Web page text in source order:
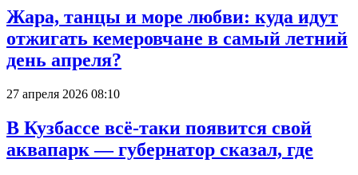
Жара, танцы и море любви: куда идут
отжигать кемеровчане в самый летний
день апреля?
27 апреля 2026 08:10
В Кузбассе всё-таки появится свой
аквапарк — губернатор сказал, где